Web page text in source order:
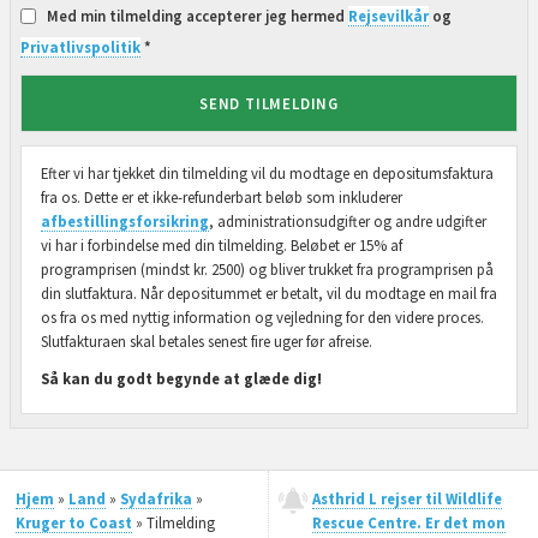
Med min tilmelding accepterer jeg hermed Rejsevilkårog
Privatlivspolitik*
SEND TILMELDING
Efter vi har tjekket din tilmelding vil du modtage en depositumsfaktura
fra os. Dette er et ikke-refunderbart beløb som inkluderer
afbestillingsforsikring, administrationsudgifter og andre udgifter
vi har i forbindelse med din tilmelding. Beløbet er 15% af
programprisen (mindst kr. 2500) og bliver trukket fra programprisen på
din slutfaktura. Når depositummet er betalt, vil du modtage en mail fra
os fra os med nyttig information og vejledning for den videre proces.
Slutfakturaen skal betales senest fire uger før afreise.
Så kan du godt begynde at glæde dig!
Hjem » Land » Sydafrika »
Kruger to Coast » Tilmelding
Asthrid L rejser til Wildlife
Rescue Centre. Er det mon